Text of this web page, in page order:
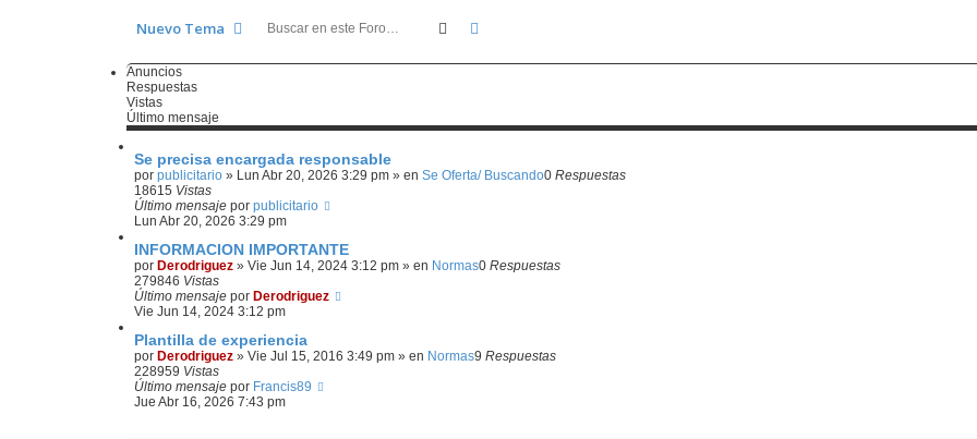
Nuevo Tema Buscar
Anuncios
Respuestas
Vistas
Último mensaje
Se precisa encargada responsable
por publicitario » Lun Abr 20, 2026 3:29 pm » en Se Oferta/ Buscando0 Respuestas
18615 Vistas
Último mensaje por publicitario
Lun Abr 20, 2026 3:29 pm
INFORMACION IMPORTANTE
por Derodriguez » Vie Jun 14, 2024 3:12 pm » en Normas0 Respuestas
279846 Vistas
Último mensaje por Derodriguez
Vie Jun 14, 2024 3:12 pm
Plantilla de experiencia
por Derodriguez » Vie Jul 15, 2016 3:49 pm » en Normas9 Respuestas
228959 Vistas
Último mensaje por Francis89
Jue Abr 16, 2026 7:43 pm